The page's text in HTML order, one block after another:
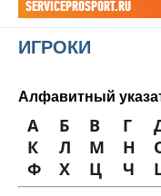
ИГРОКИ
Алфавитный
А Б В Г
К
Л М Н
Ф
Х Ц Ч